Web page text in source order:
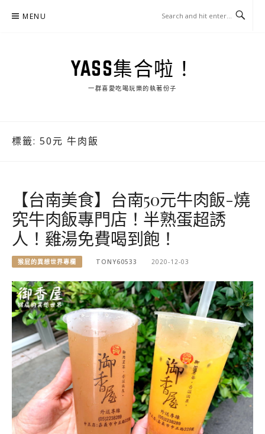
MENU
YASS集合啦！
一群喜愛吃喝玩樂的執著份子
標籤: 50元 牛肉飯
【台南美食】台南50元牛肉飯-燒
究牛肉飯專門店！半熟蛋超誘
人！雞湯免費喝到飽！
猴屁的異想世界專欄 TONY60533 2020-12-03